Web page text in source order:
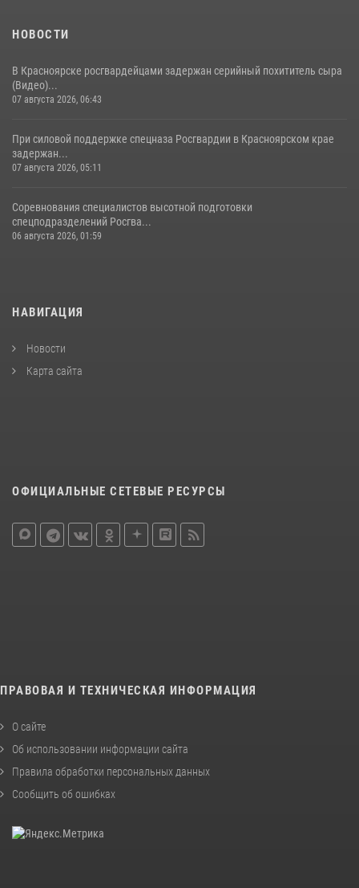
НОВОСТИ
В Красноярске росгвардейцами задержан серийный похититель сыра
(Видео)...
07 августа 2026, 06:43
При силовой поддержке спецназа Росгвардии в Красноярском крае
задержан...
07 августа 2026, 05:11
Соревнования специалистов высотной подготовки
спецподразделений Росгва...
06 августа 2026, 01:59
НАВИГАЦИЯ
Новости
Карта сайта
ОФИЦИАЛЬНЫЕ СЕТЕВЫЕ РЕСУРСЫ
ПРАВОВАЯ И ТЕХНИЧЕСКАЯ ИНФОРМАЦИЯ
О сайте
Об использовании информации сайта
Правила обработки персональных данных
Сообщить об ошибках